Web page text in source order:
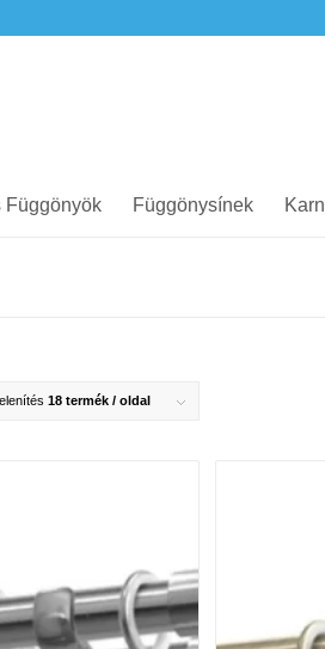
Függönyök Függönysínek
18 termék / oldal